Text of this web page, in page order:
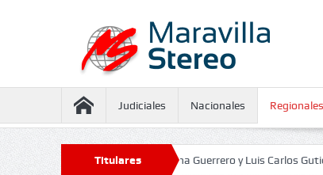
Judiciales Nacionales Regionales
Titulares
contra Juliana Guerrero y Luis Carlos Gutiérrez